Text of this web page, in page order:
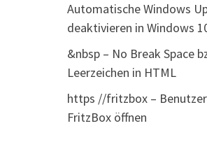
Automatische Windows
deaktivieren in Windows
&nbsp – No Break Space
Leerzeichen in HTML
https //fritzbox –
FritzBox öffnen